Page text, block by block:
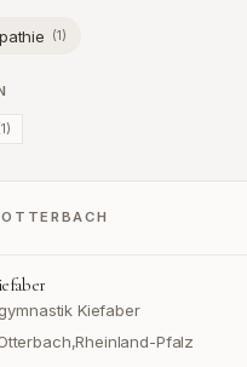
(1)
1)
Kiefaber
,Rheinland-Pfalz